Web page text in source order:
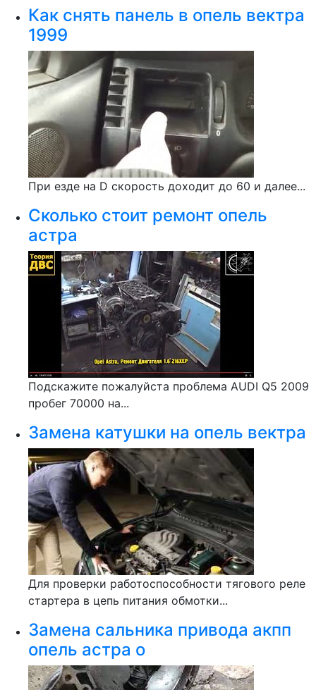
Как снять панель в опель вектра
1999
При езде на D скорость доходит до 60 и далее...
Сколько стоит ремонт опель
астра
Подскажите пожалуйста проблема AUDI Q5 2009
пробег 70000 на...
Замена катушки на опель вектра
Для проверки работоспособности тягового реле
стартера в цепь питания обмотки...
Замена сальника привода акпп
опель астра о